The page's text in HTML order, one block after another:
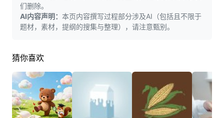
们删除。
AI内容声明： 本页内容撰写过程部分涉及AI（包括且不限于
题材，素材，提纲的搜集与整理），请注意甄别。
猜你喜欢